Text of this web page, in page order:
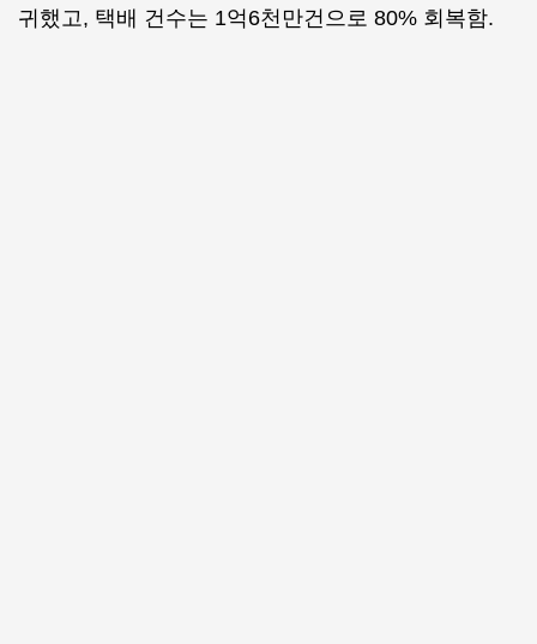
귀했고, 택배 건수는 1억6천만건으로 80% 회복함.